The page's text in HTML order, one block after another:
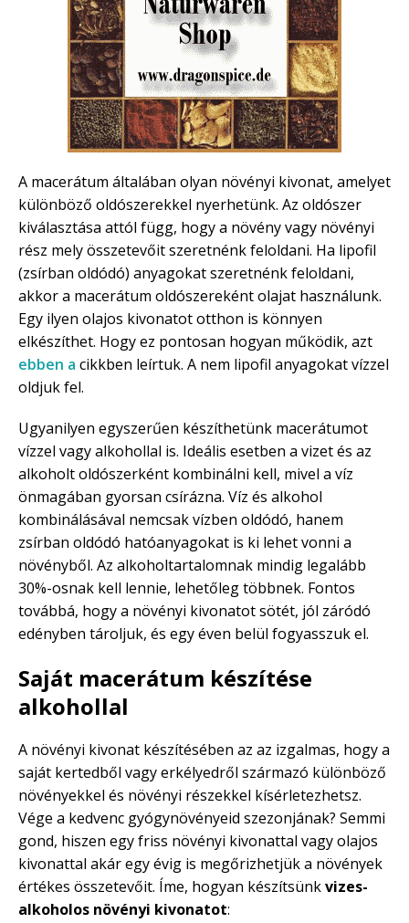
A macerátum általában olyan növényi kivonat, amelyet
különböző oldószerekkel nyerhetünk. Az oldószer
kiválasztása attól függ, hogy a növény vagy növényi
rész mely összetevőit szeretnénk feloldani. Ha lipofil
(zsírban oldódó) anyagokat szeretnénk feloldani,
akkor a macerátum oldószereként olajat használunk.
Egy ilyen olajos kivonatot otthon is könnyen
elkészíthet. Hogy ez pontosan hogyan működik, azt
ebben a cikkben leírtuk. A nem lipofil anyagokat vízzel
oldjuk fel.
Ugyanilyen egyszerűen készíthetünk macerátumot
vízzel vagy alkohollal is. Ideális esetben a vizet és az
alkoholt oldószerként kombinálni kell, mivel a víz
önmagában gyorsan csírázna. Víz és alkohol
kombinálásával nemcsak vízben oldódó, hanem
zsírban oldódó hatóanyagokat is ki lehet vonni a
növényből. Az alkoholtartalomnak mindig legalább
30%-osnak kell lennie, lehetőleg többnek. Fontos
továbbá, hogy a növényi kivonatot sötét, jól záródó
edényben tároljuk, és egy éven belül fogyasszuk el.
Saját macerátum készítése
alkohollal
A növényi kivonat készítésében az az izgalmas, hogy a
saját kertedből vagy erkélyedről származó különböző
növényekkel és növényi részekkel kísérletezhetsz.
Vége a kedvenc gyógynövényeid szezonjának? Semmi
gond, hiszen egy friss növényi kivonattal vagy olajos
kivonattal akár egy évig is megőrizhetjük a növények
értékes összetevőit. Íme, hogyan készítsünkvizes-
alkoholos növényi kivonatot: